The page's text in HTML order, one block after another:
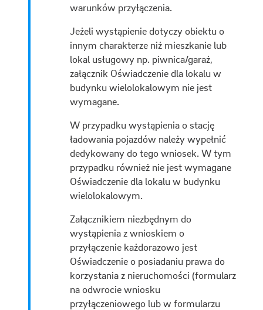
warunków przyłączenia.
Jeżeli wystąpienie dotyczy obiektu o
innym charakterze niż mieszkanie lub
lokal usługowy np. piwnica/garaż,
załącznik Oświadczenie dla lokalu w
budynku wielolokalowym nie jest
wymagane.
W przypadku wystąpienia o stację
ładowania pojazdów należy wypełnić
dedykowany do tego wniosek. W tym
przypadku również nie jest wymagane
Oświadczenie dla lokalu w budynku
wielolokalowym.
Załącznikiem niezbędnym do
wystąpienia z wnioskiem o
przyłączenie każdorazowo jest
Oświadczenie o posiadaniu prawa do
korzystania z nieruchomości (formularz
na odwrocie wniosku
przyłączeniowego lub w formularzu